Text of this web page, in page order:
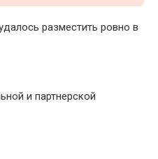
разместить ровно в
и партнерской